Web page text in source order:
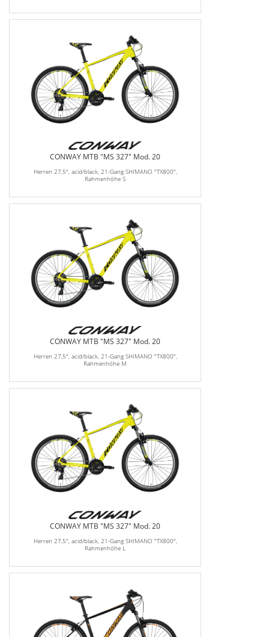
CONWAY MTB "MS 327" Mod. 20
Herren 27,5", acid/black, 21-Gang SHIMANO "TX800",
Rahmenhöhe S
CONWAY MTB "MS 327" Mod. 20
Herren 27,5", acid/black, 21-Gang SHIMANO "TX800",
Rahmenhöhe M
CONWAY MTB "MS 327" Mod. 20
Herren 27,5", acid/black, 21-Gang SHIMANO "TX800",
Rahmenhöhe L